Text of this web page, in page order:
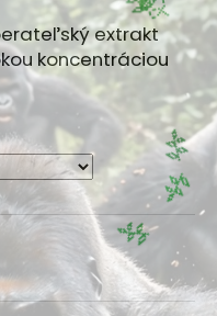
extrakt
koncentráciou
🌿
🌿
🌿